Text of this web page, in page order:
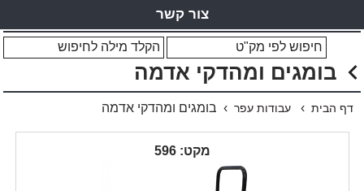
צור קשר
בומגים ומהדקי אדמה
דף הבית › עבודות עפר › בומגים ומהדקי אדמה
מקט: 596